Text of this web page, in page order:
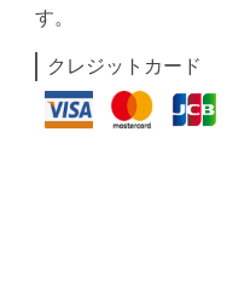
す。
クレジットカード